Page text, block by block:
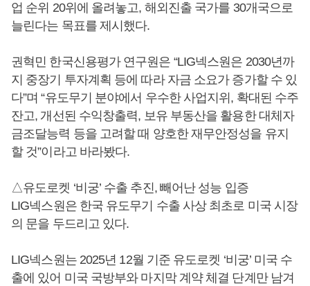
업 순위 20위에 올려놓고, 해외진출 국가를 30개국으로
늘린다는 목표를 제시했다.
권혁민 한국신용평가 연구원은 “LIG넥스원은 2030년까
지 중장기 투자계획 등에 따라 자금 소요가 증가할 수 있
다”며 “유도무기 분야에서 우수한 사업지위, 확대된 수주
잔고, 개선된 수익창출력, 보유 부동산을 활용한 대체자
금조달능력 등을 고려할 때 양호한 재무안정성을 유지
할 것”이라고 바라봤다.
△유도로켓 ‘비궁’ 수출 추진, 빼어난 성능 입증
LIG넥스원은 한국 유도무기 수출 사상 최초로 미국 시장
의 문을 두드리고 있다.
LIG넥스원는 2025년 12월 기준 유도로켓 ‘비궁’ 미국 수
출에 있어 미국 국방부와 마지막 계약 체결 단계만 남겨